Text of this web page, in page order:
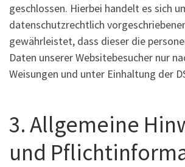
geschlossen. Hierbei handelt es sich
datenschutzrechtlich
gewährleistet, dass dieser die
Daten unserer Websitebesucher nur
Weisungen und unter Einhaltung der
3. Allgemeine
und